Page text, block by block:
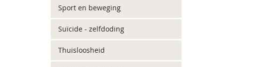
Sport en beweging
Suïcide - zelfdoding
Thuisloosheid